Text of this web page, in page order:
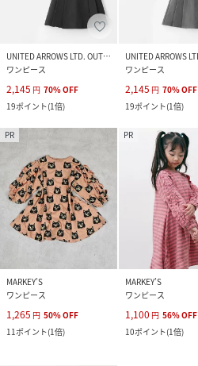
UNITED ARROWS LTD. OUTLET
ワンピース
2,145 円 70%OFF
19ポイント(1倍)
ワンピース
2,145 円 70%OFF
19ポイント(1倍)
PR
MARKEY’S
ワンピース
1,265 円 50%OFF
11ポイント(1倍)
PR
MARKEY’S
ワンピース
1,100 円 56%OFF
10ポイント(1倍)